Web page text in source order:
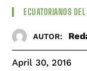
ECUATORIANOS DEL
AUTOR:
April 30, 2016